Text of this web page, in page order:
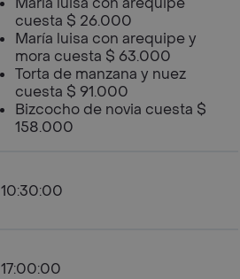
cuesta $ 26.000
María luisa con arequipe y
mora cuesta $ 63.000
Torta de manzana y nuez
cuesta $ 91.000
Bizcocho de novia cuesta $
158.000
10:30:00
17:00:00